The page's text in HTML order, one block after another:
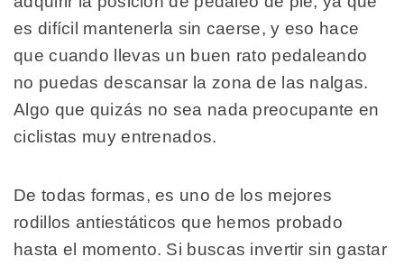
es difícil mantenerla sin caerse, y eso hace
que cuando llevas un buen rato pedaleando
no puedas descansar la zona de las nalgas.
Algo que quizás no sea nada preocupante en
ciclistas muy entrenados.
De todas formas, es uno de los mejores
rodillos antiestáticos que hemos probado
hasta el momento. Si buscas invertir sin gastar